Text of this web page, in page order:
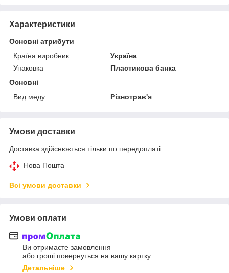
Характеристики
Основні атрибути
Країна виробник
Україна
Упаковка
Пластикова банка
Основні
Вид меду
Різнотрав'я
Умови доставки
Доставка здійснюється тільки по передоплаті.
Нова Пошта
Всі умови доставки
Умови оплати
Ви отримаєте замовлення
або гроші повернуться на вашу картку
Детальніше